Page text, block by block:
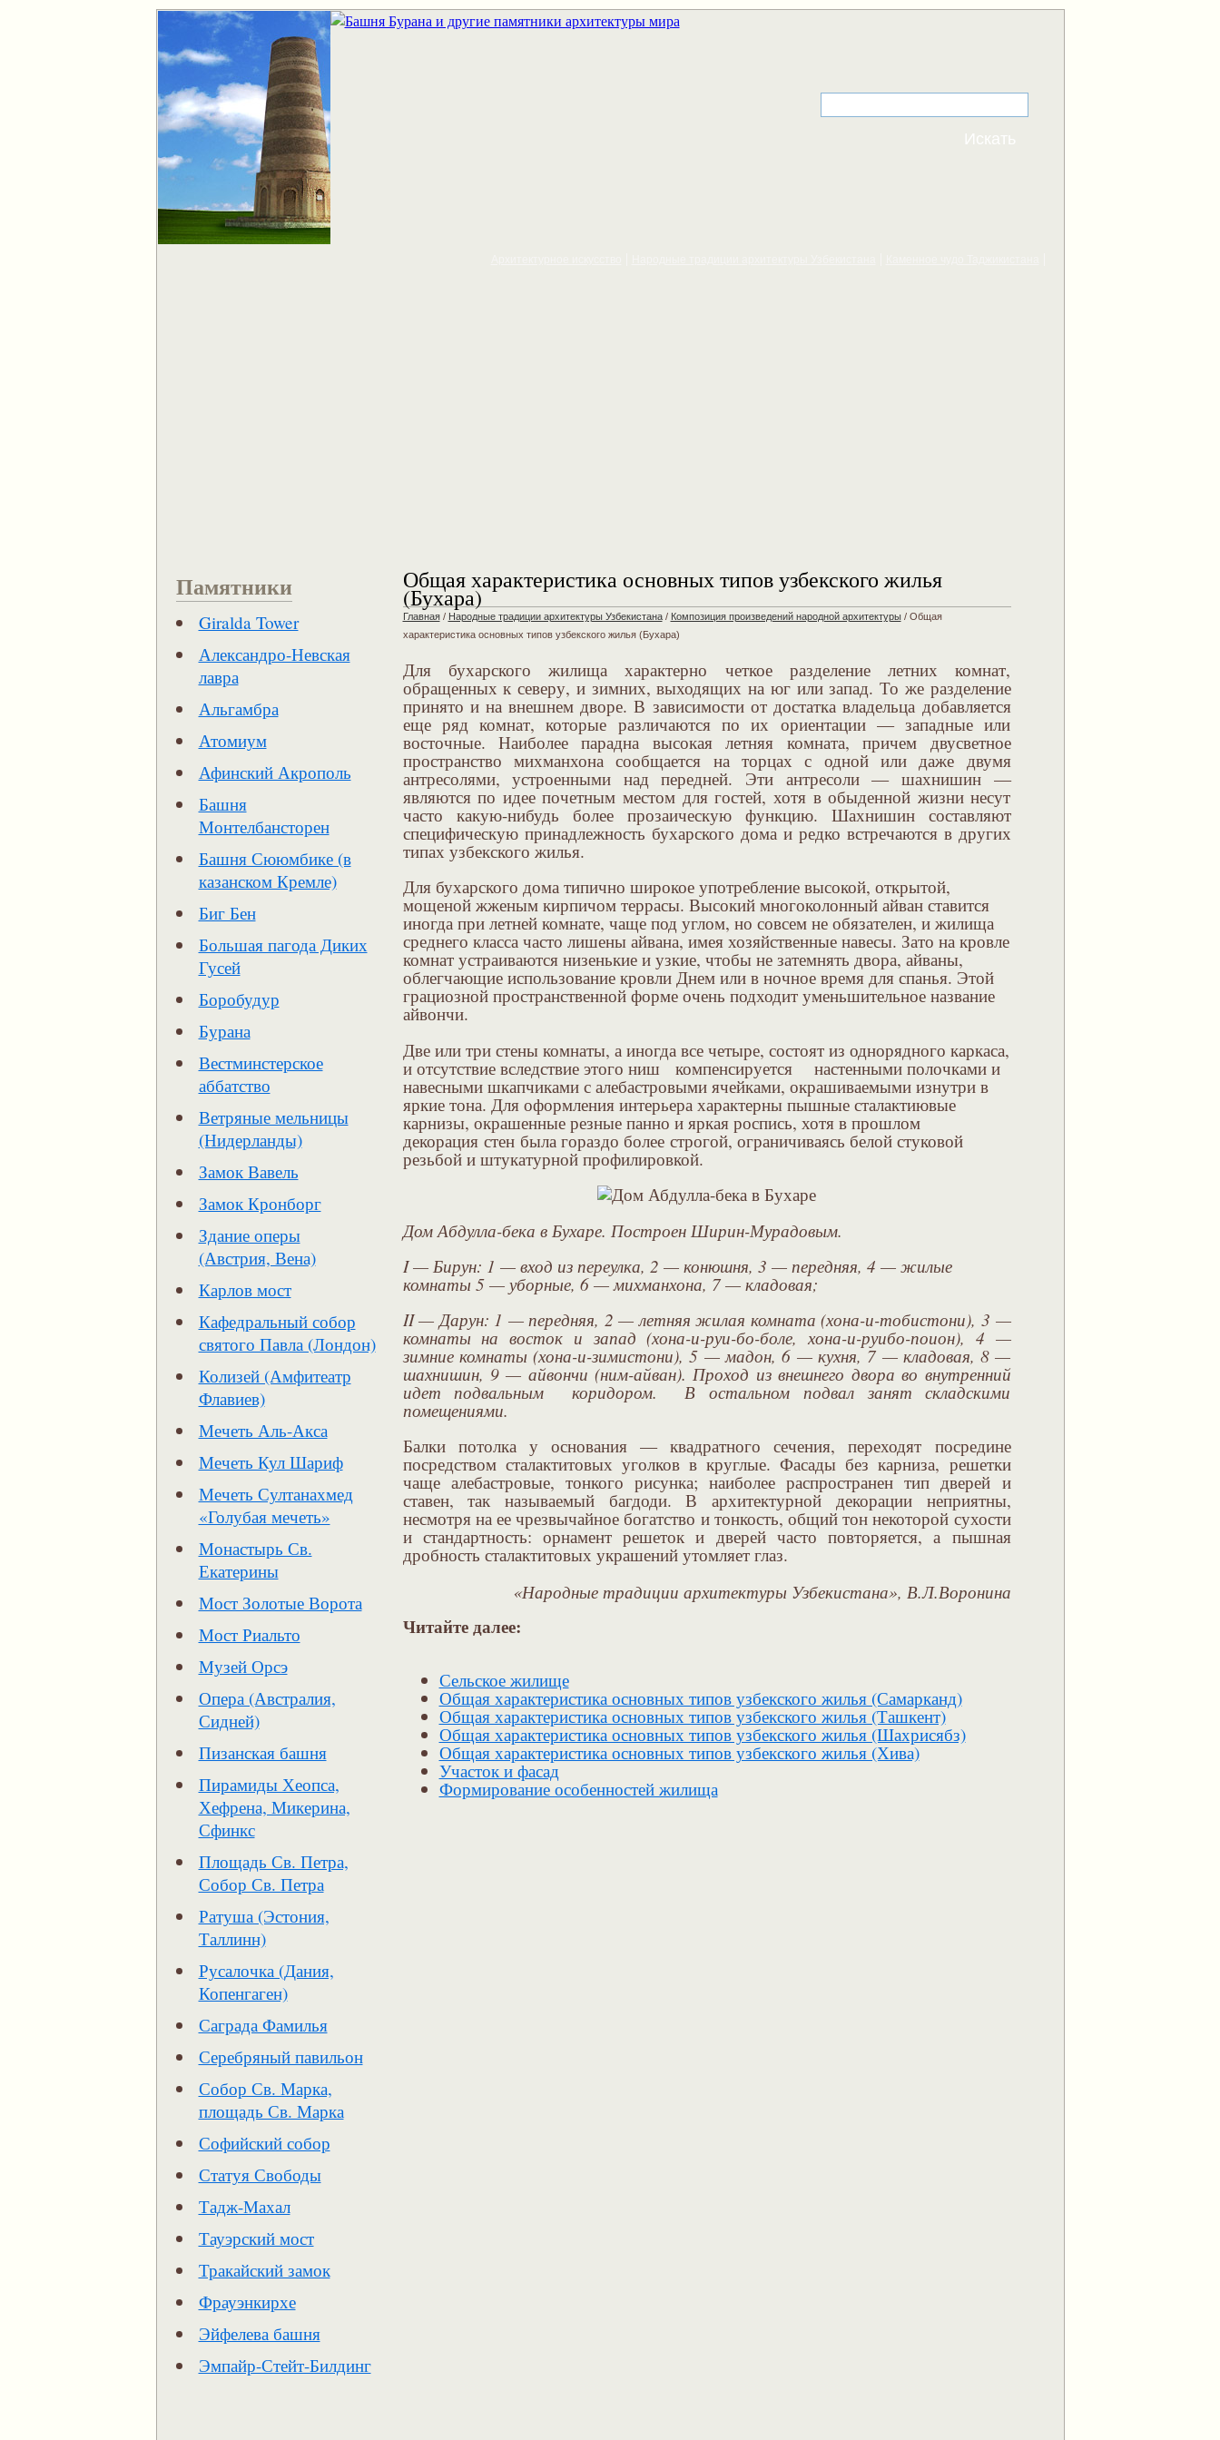
Памятники
Giralda Tower
Александро-Невская
лавра
Альгамбра
Атомиум
Афинский Акрополь
Башня
Монтелбансторен
Башня Сююмбике (в
казанском Кремле)
Биг Бен
Большая пагода Диких
Гусей
Боробудур
Бурана
Вестминстерское
аббатство
Ветряные мельницы
(Нидерланды)
Замок Вавель
Замок Кронборг
Здание оперы
(Австрия, Вена)
Карлов мост
Кафедральный собор
святого Павла (Лондон)
Колизей (Амфитеатр
Флавиев)
Мечеть Аль-Акса
Мечеть Кул Шариф
Мечеть Султанахмед
«Голубая мечеть»
Монастырь Св.
Екатерины
Мост Золотые Ворота
Мост Риальто
Музей Орсэ
Опера (Австралия,
Сидней)
Пизанская башня
Пирамиды Хеопса,
Хефрена, Микерина,
Сфинкс
Площадь Св. Петра,
Собор Св. Петра
Ратуша (Эстония,
Таллинн)
Русалочка (Дания,
Копенгаген)
Саграда Фамилья
Серебряный павильон
Собор Св. Марка,
площадь Св. Марка
Софийский собор
Статуя Свободы
Тадж-Махал
Тауэрский мост
Тракайский замок
Фрауэнкирхе
Эйфелева башня
Эмпайр-Стейт-Билдинг
Общая характеристика основных типов узбекского жилья
(Бухара)
Главная/ Народные традиции архитектуры Узбекистана/ Композиция произведений народной архитектуры/ Общая
характеристика основных типов узбекского жилья (Бухара)
Для бухарского жилища характерно четкое разделение летних комнат,
обращенных к северу, и зимних, выходящих на юг или запад. То же разделение
принято и на внешнем дворе. В зависимости от достатка владельца добавляется
еще ряд комнат, которые различаются по их ориентации — западные или
восточные. Наиболее парадна высокая летняя комната, причем двусветное
пространство михманхона сообщается на торцах с одной или даже двумя
антресолями, устроенными над передней. Эти антресоли — шахнишин —
являются по идее почетным местом для гостей, хотя в обыденной жизни несут
часто какую-нибудь более прозаическую функцию. Шахнишин составляют
специфическую принадлежность бухарского дома и редко встречаются в других
типах узбекского жилья.
Для бухарского дома типично широкое употребление высокой, открытой,
мощеной жженым кирпичом террасы. Высокий многоколонный айван ставится
иногда при летней комнате, чаще под углом, но совсем не обязателен, и жилища
среднего класса часто лишены айвана, имея хозяйственные навесы. Зато на кровле
комнат устраиваются низенькие и узкие, чтобы не затемнять двора, айваны,
облегчающие использование кровли Днем или в ночное время для спанья. Этой
грациозной пространственной форме очень подходит уменьшительное название
айвончи.
Две или три стены комнаты, а иногда все четыре, состоят из однорядного каркаса,
и отсутствие вследствие этого ниш компенсируется настенными полочками и
навесными шкапчиками с алебастровыми ячейками, окрашиваемыми изнутри в
яркие тона. Для оформления интерьера характерны пышные сталактиювые
карнизы, окрашенные резные панно и яркая роспись, хотя в прошлом
декорация стен была гораздо более строгой, ограничиваясь белой стуковой
резьбой и штукатурной профилировкой.
Дом Абдулла-бека в Бухаре. Построен Ширин-Мурадовым.
I — Бирун: 1 — вход из переулка, 2 — конюшня, 3 — передняя, 4 — жилые
комнаты 5 — уборные, 6 — михманхона, 7 — кладовая;
II — Дарун: 1 — передняя, 2 — летняя жилая комната (хона-и-тобистони), 3 —
комнаты на восток и запад (хона-и-руи-бо-боле, хона-и-руибо-поион), 4 —
зимние комнаты (хона-и-зимистони), 5 — мадон, 6 — кухня, 7 — кладовая, 8 —
шахнишин, 9 — айвончи (ним-айван). Проход из внешнего двора во внутренний
идет подвальным коридором. В остальном подвал занят складскими
помещениями.
Балки потолка у основания — квадратного сечения, переходят посредине
посредством сталактитовых уголков в круглые. Фасады без карниза, решетки
чаще алебастровые, тонкого рисунка; наиболее распространен тип дверей и
ставен, так называемый багдоди. В архитектурной декорации неприятны,
несмотря на ее чрезвычайное богатство и тонкость, общий тон некоторой сухости
и стандартность: орнамент решеток и дверей часто повторяется, а пышная
дробность сталактитовых украшений утомляет глаз.
«Народные традиции архитектуры Узбекистана», В.Л.Воронина
Читайте далее:
Сельское жилище
Общая характеристика основных типов узбекского жилья (Самарканд)
Общая характеристика основных типов узбекского жилья (Ташкент)
Общая характеристика основных типов узбекского жилья (Шахрисябз)
Общая характеристика основных типов узбекского жилья (Хива)
Участок и фасад
Формирование особенностей жилища